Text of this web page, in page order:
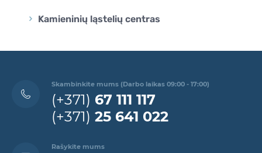
Kamieninių ląstelių centras
Skambinkite mums (Darbo laikas 09:00 - 17:00)
(+371) 67 111 117
(+371) 25 641 022
Rašykite mums